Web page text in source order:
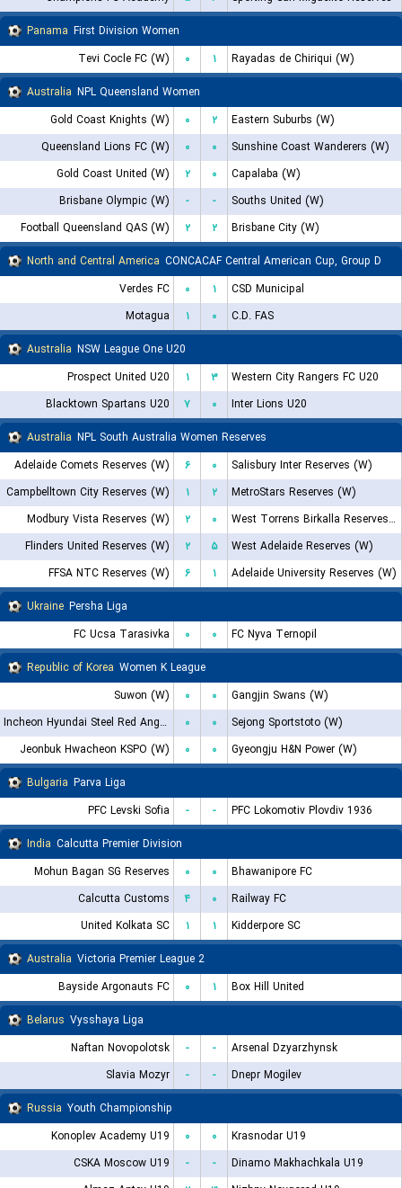
Panama First Division Women
Tevi Cocle FC (W)
۰ ۱
Rayadas de Chiriqui (W)
Australia NPL Queensland Women
Gold Coast Knights (W)
۰ ۲
Eastern Suburbs (W)
Queensland Lions FC (W)
۰ ۰
Sunshine Coast Wanderers (W)
Gold Coast United (W)
۲ ۰
Capalaba (W)
Brisbane Olympic (W)
- -
Souths United (W)
Football Queensland QAS (W)
۲ ۲
Brisbane City (W)
North and Central America CONCACAF Central American Cup, Group D
Verdes FC
۰ ۱
CSD Municipal
Motagua
۱ ۰
C.D. FAS
Australia NSW League One U20
Prospect United U20
۱ ۳
Western City Rangers FC U20
Blacktown Spartans U20
۷ ۰
Inter Lions U20
Australia NPL South Australia Women Reserves
Adelaide Comets Reserves (W)
۶ ۰
Salisbury Inter Reserves (W)
Campbelltown City Reserves (W)
۱ ۲
MetroStars Reserves (W)
Modbury Vista Reserves (W)
۲ ۰
West Torrens Birkalla Reserves (W)
Flinders United Reserves (W)
۲ ۵
West Adelaide Reserves (W)
FFSA NTC Reserves (W)
۶ ۱
Adelaide University Reserves (W)
Ukraine Persha Liga
FC Ucsa Tarasivka
۰ ۰
FC Nyva Ternopil
Republic of Korea Women K League
Suwon (W)
۰ ۰
Gangjin Swans (W)
Incheon Hyundai Steel Red Angels (W)
۰ ۰
Sejong Sportstoto (W)
Jeonbuk Hwacheon KSPO (W)
۰ ۰
Gyeongju H&N Power (W)
Bulgaria Parva Liga
PFC Levski Sofia
- -
PFC Lokomotiv Plovdiv 1936
India Calcutta Premier Division
Mohun Bagan SG Reserves
۰ ۰
Bhawanipore FC
Calcutta Customs
۴ ۰
Railway FC
United Kolkata SC
۱ ۱
Kidderpore SC
Australia Victoria Premier League 2
Bayside Argonauts FC
۰ ۱
Box Hill United
Belarus Vysshaya Liga
Naftan Novopolotsk
- -
Arsenal Dzyarzhynsk
Slavia Mozyr
- -
Dnepr Mogilev
Russia Youth Championship
Konoplev Academy U19
۰ ۰
Krasnodar U19
CSKA Moscow U19
- -
Dinamo Makhachkala U19